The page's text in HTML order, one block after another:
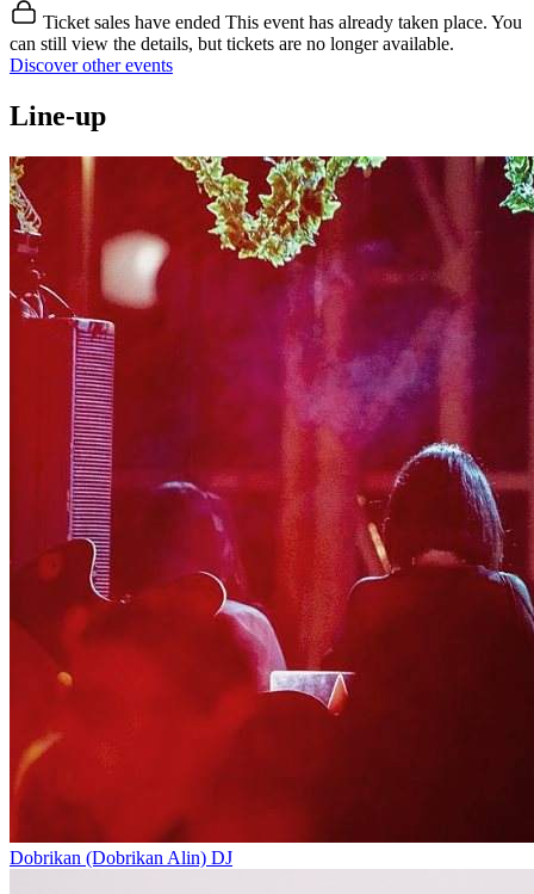
Ticket sales have ended This event has already taken place. You
can still view the details, but tickets are no longer available.
Discover other events
Line-up
Dobrikan (Dobrikan Alin) DJ